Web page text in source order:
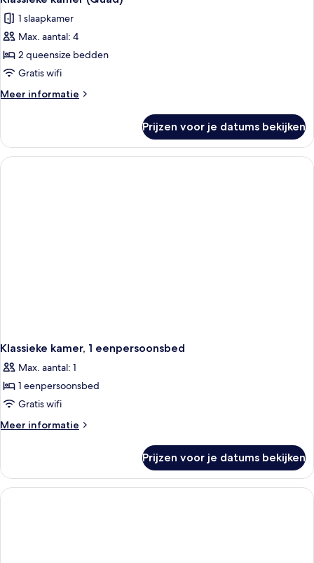
1 slaapkamer
Max. aantal: 4
2 queensize bedden
Gratis wifi
Meer informatie
Meer
kamer
(Quad)
Prijzen voor je datums bekijken
Klassieke kamer, 1 eenpersoonsbed
Max. aantal: 1
1 eenpersoonsbed
Gratis wifi
Meer informatie
Meer
kamer,
eenpersoonsbed
Prijzen voor je datums bekijken